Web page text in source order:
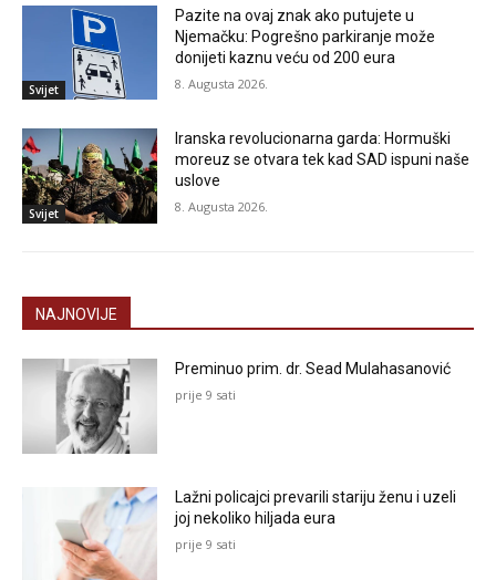
Svijet
Pazite na ovaj znak ako putujete u
Njemačku: Pogrešno parkiranje može
donijeti kaznu veću od 200 eura
8. Augusta 2026.
Svijet
Iranska revolucionarna garda: Hormuški
moreuz se otvara tek kad SAD ispuni naše
uslove
8. Augusta 2026.
NAJNOVIJE
Preminuo prim. dr. Sead Mulahasanović
prije 9 sati
Lažni policajci prevarili stariju ženu i uzeli
joj nekoliko hiljada eura
prije 9 sati